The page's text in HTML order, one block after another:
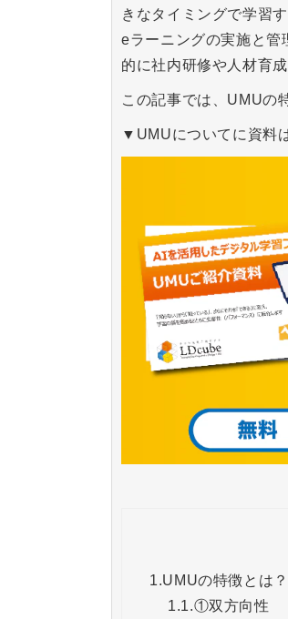
きなタイミングで学習
eラーニングの実施と管
的に社内研修や人材育
この記事では、UMUの
▼UMUについてに資料
1.UMUの特徴とは？
1.1.①双方向性